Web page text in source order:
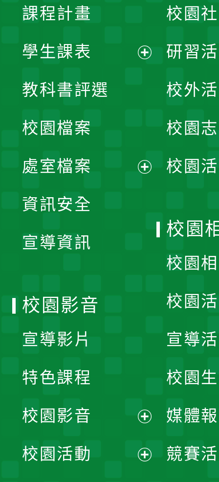
課程計畫
學生課表
單
教科書評選
校園檔案
處室檔案
資訊安全
宣導資訊
校園
研習
校外
校園
校園
校園
校園
校園
宣導
校園
媒體
競賽
校園影音
宣導影片
特色課程
校園影音
開
校園活動